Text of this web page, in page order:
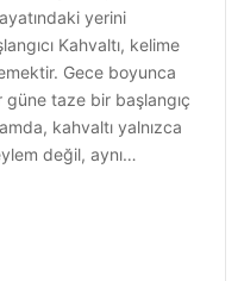
yerini
Kahvaltı, kelime
Gece boyunca
güne taze bir başlangıç
kahvaltı yalnızca
değil, aynı…